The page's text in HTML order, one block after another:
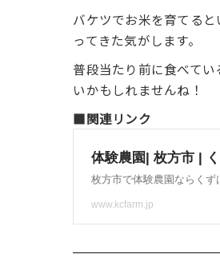
バケツでお米を育てる
ってきた気がします。
普段当たり前に食べて
いかもしれませんね！
■関連リンク